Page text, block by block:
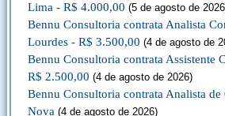
Lima - R$ 4.000,00 (5 de agosto de
Bennu Consultoria contrata Analista
Lourdes - R$ 3.500,00 (4 de agosto de
Bennu Consultoria contrata Assistente
R$ 2.500,00 (4 de agosto de 2026)
Bennu Consultoria contrata Analista de
Nova (4 de agosto de 2026)